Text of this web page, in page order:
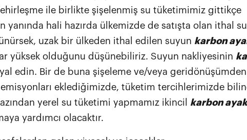
ile birlikte şişelenmiş su tüketimimiz gittikçe
yanında hali hazırda ülkemizde de satışta olan ithal
uzak bir ülkeden ithal edilen suyun karbon
yüksek olduğunu düşünebiliriz. Suyun nakliyesinin
edin. Bir de buna şişeleme ve/veya geridönüşümden
emisyonları eklediğimizde, tüketim tercihlerimizde
yerel su tüketimi yapmamız ikincil karbon ayak
yardımcı olacaktır.